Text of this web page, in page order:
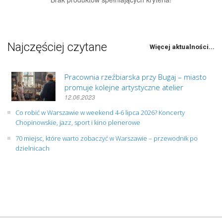
Najczęściej czytane Więcej aktualności...
Pracownia rzeźbiarska przy Bugaj – miasto
promuje kolejne artystyczne atelier
12.06.2023
Co robić w Warszawie w weekend 4-6 lipca 2026? Koncerty
Chopinowskie, jazz, sport i kino plenerowe
70 miejsc, które warto zobaczyć w Warszawie – przewodnik po
dzielnicach